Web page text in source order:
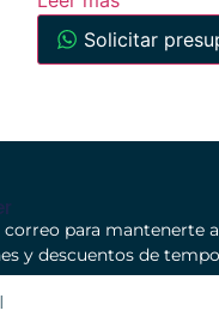
Solicitar
correo para mantenerte
y descuentos de